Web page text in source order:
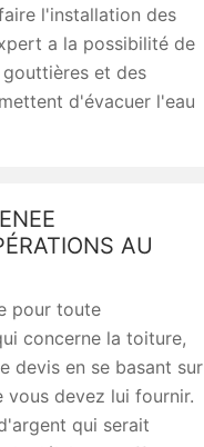
l'installation des
a la possibilité de
et des
d'évacuer l'eau
AU
pour toute
concerne la toiture,
devis en se basant sur
vous devez lui fournir.
qui serait